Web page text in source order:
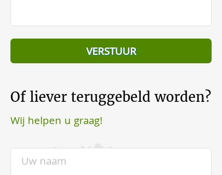
Of liever teruggebeld worden?
Wij helpen u graag!